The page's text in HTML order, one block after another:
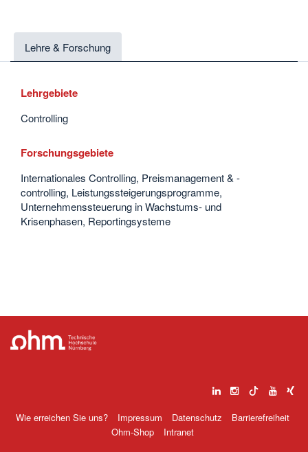
Lehre & Forschung
Lehrgebiete
Controlling
Forschungsgebiete
Internationales Controlling, Preismanagement & -
controlling, Leistungssteigerungsprogramme,
Unternehmenssteuerung in Wachstums- und
Krisenphasen, Reportingsysteme
Wie erreichen Sie uns? Impressum Datenschutz
Barrierefreiheit
Ohm-Shop
Intranet